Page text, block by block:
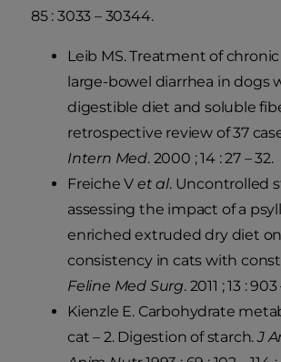
85 : 3033 – 30344.
Leib MS. Treatment of
large-bowel diarrhea in dogs
digestible diet and soluble
retrospective review of 37
Intern Med. 2000 ; 14 : 27 – 32.
Freiche V et al. Uncontrolled
assessing the impact of a
enriched extruded dry diet
consistency in cats with
Feline Med Surg. 2011 ; 13 : 903
Kienzle E. Carbohydrate
cat – 2. Digestion of starch.J